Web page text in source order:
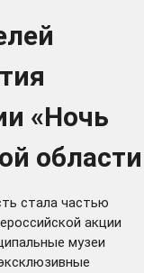
«Ночь
области
стала частью
акции
музеи